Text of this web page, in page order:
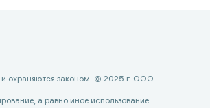
охраняются законом. © 2025 г. ООО
а равно иное использование